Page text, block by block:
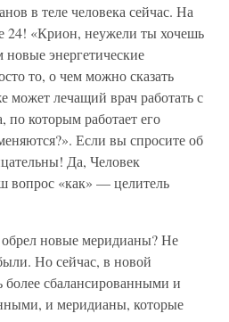
в теле человека сейчас. На
24! «Крион, неужели ты хочешь
новые энергетические
то, о чем можно сказать
может лечащий врач работать с
по которым работает его
Если вы спросите об
Да, Человек
вопрос «как» — целитель
новые меридианы? Не
Но сейчас, в новой
более сбалансированными и
и меридианы, которые